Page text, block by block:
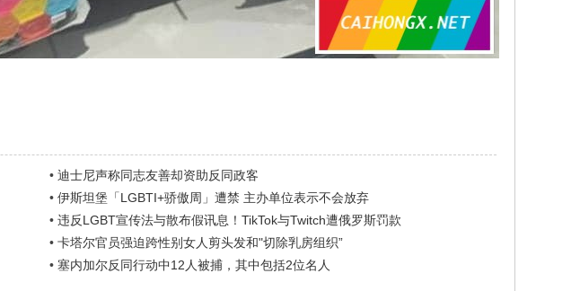
• 迪士尼声称同志友善却资助反同政客
• 伊斯坦堡「LGBTI+骄傲周」遭禁 主办单位表示不会放弃
• 违反LGBT宣传法与散布假讯息！TikTok与Twitch遭俄罗斯罚款
• 卡塔尔官员强迫跨性别女人剪头发和"切除乳房组织”
• 塞内加尔反同行动中12人被捕，其中包括2位名人